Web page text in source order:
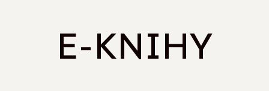
E-KNIHY